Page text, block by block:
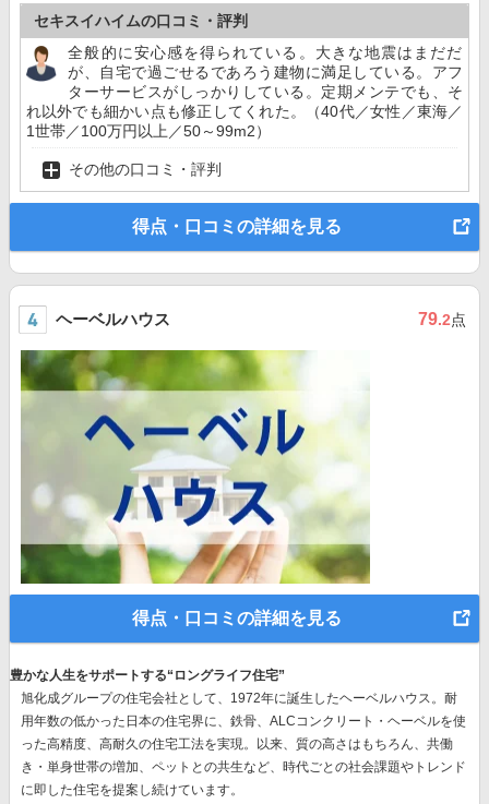
セキスイハイムの口コミ・評判
全般的に安心感を得られている。大きな地震はまだだ
が、自宅で過ごせるであろう建物に満足している。アフ
ターサービスがしっかりしている。定期メンテでも、そ
れ以外でも細かい点も修正してくれた。（40代／女性／東海／
1世帯／100万円以上／50～99m2）
その他の口コミ・評判
得点・口コミの詳細を見る
ヘーベルハウス 79.2点
得点・口コミの詳細を見る
豊かな人生をサポートする“ロングライフ住宅”
旭化成グループの住宅会社として、1972年に誕生したヘーベルハウス。耐
用年数の低かった日本の住宅界に、鉄骨、ALCコンクリート・ヘーベルを使
った高精度、高耐久の住宅工法を実現。以来、質の高さはもちろん、共働
き・単身世帯の増加、ペットとの共生など、時代ごとの社会課題やトレンド
に即した住宅を提案し続けています。